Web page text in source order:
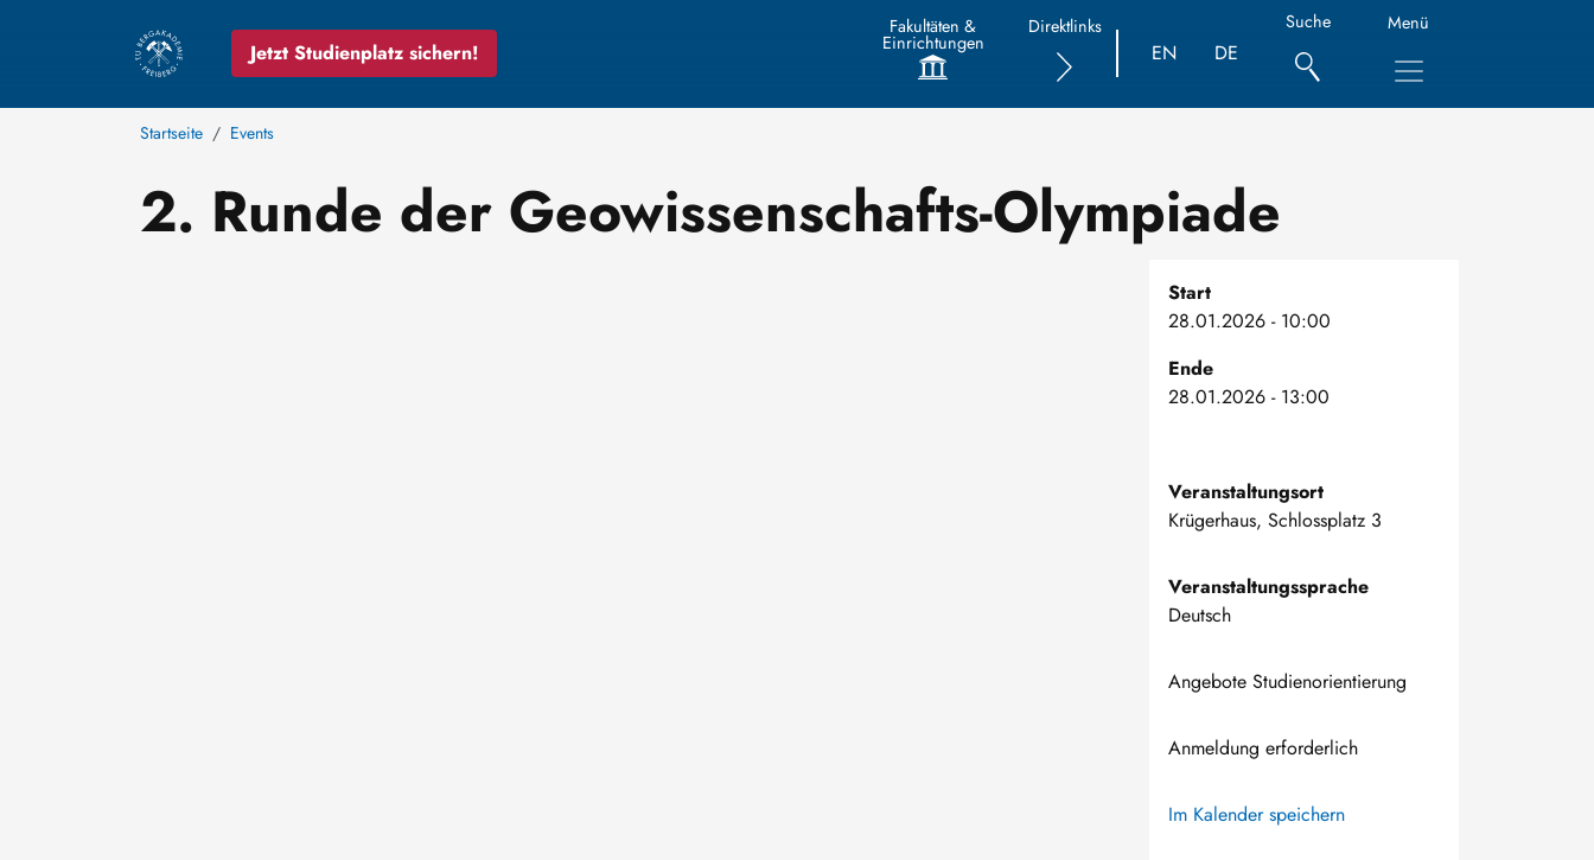
Jetzt Studienplatz sichern!
Fakultäten &
Einrichtungen
Direktlinks
EN DE
Suche Menü
Startseite Events
2. Runde der Geowissenschafts-Olympiade
Start
28.01.2026 - 10:00
Ende
28.01.2026 - 13:00
Veranstaltungsort
Krügerhaus, Schlossplatz 3
Veranstaltungssprache
Deutsch
Angebote Studienorientierung
Anmeldung erforderlich
Im Kalender speichern